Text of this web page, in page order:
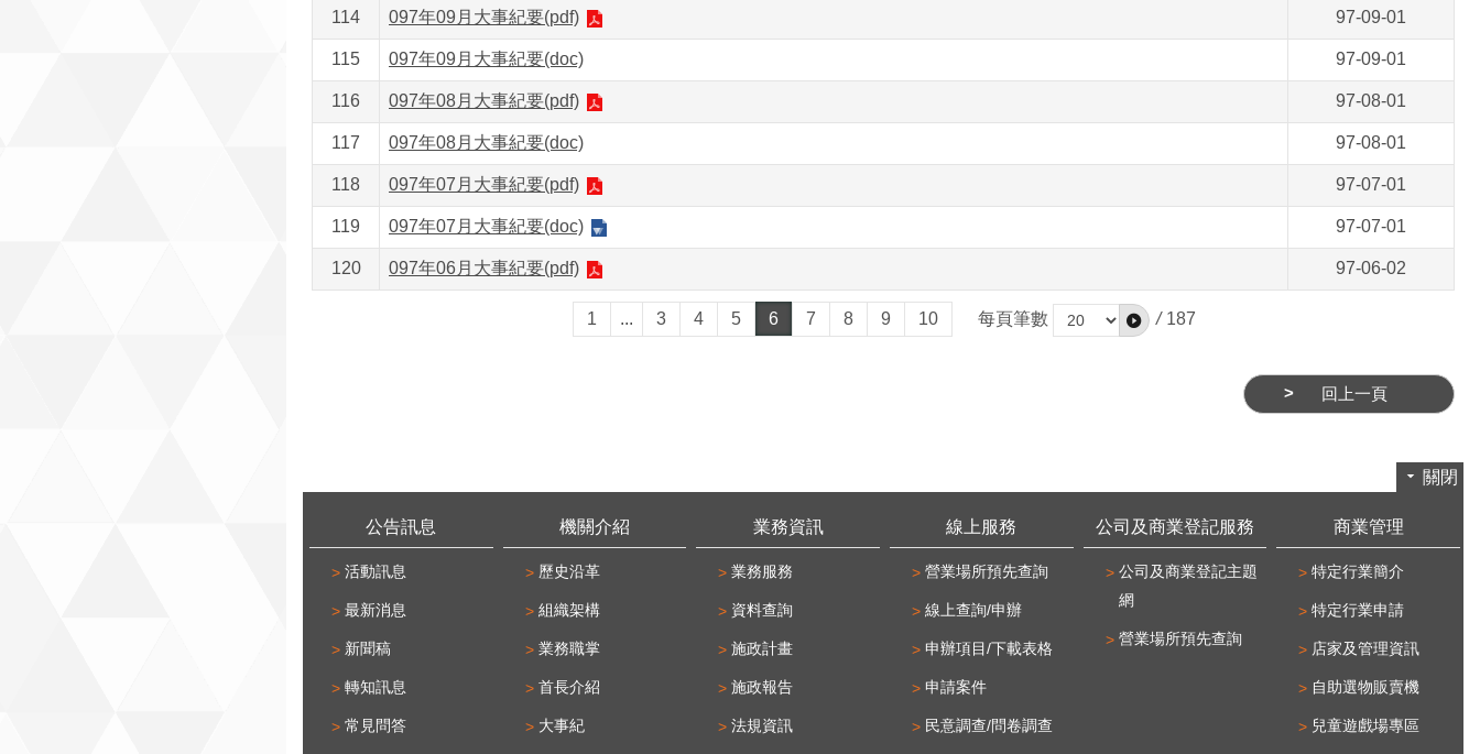
114 097年09月大事紀要(pdf) 97-09-01
115 097年09月大事紀要(doc) 97-09-01
116 097年08月大事紀要(pdf) 97-08-01
117 097年08月大事紀要(doc) 97-08-01
118 097年07月大事紀要(pdf) 97-07-01
119 097年07月大事紀要(doc) 97-07-01
120 097年06月大事紀要(pdf) 97-06-02
1 ... 3 4 5 6 7 8 9 10 每頁筆數 / 187
回上一頁
關閉
公告訊息
活動訊息
最新消息
新聞稿
轉知訊息
常見問答
機關介紹
歷史沿革
組織架構
業務職掌
首長介紹
大事紀
業務資訊
業務服務
資料查詢
施政計畫
施政報告
法規資訊
線上服務
營業場所預先查詢
線上查詢/申辦
申辦項目/下載表格
申請案件
民意調查/問卷調查
公司及商業登記服務
公司及商業登記主題
網
營業場所預先查詢
商業管理
特定行業簡介
特定行業申請
店家及管理資訊
自助選物販賣機
兒童遊戲場專區